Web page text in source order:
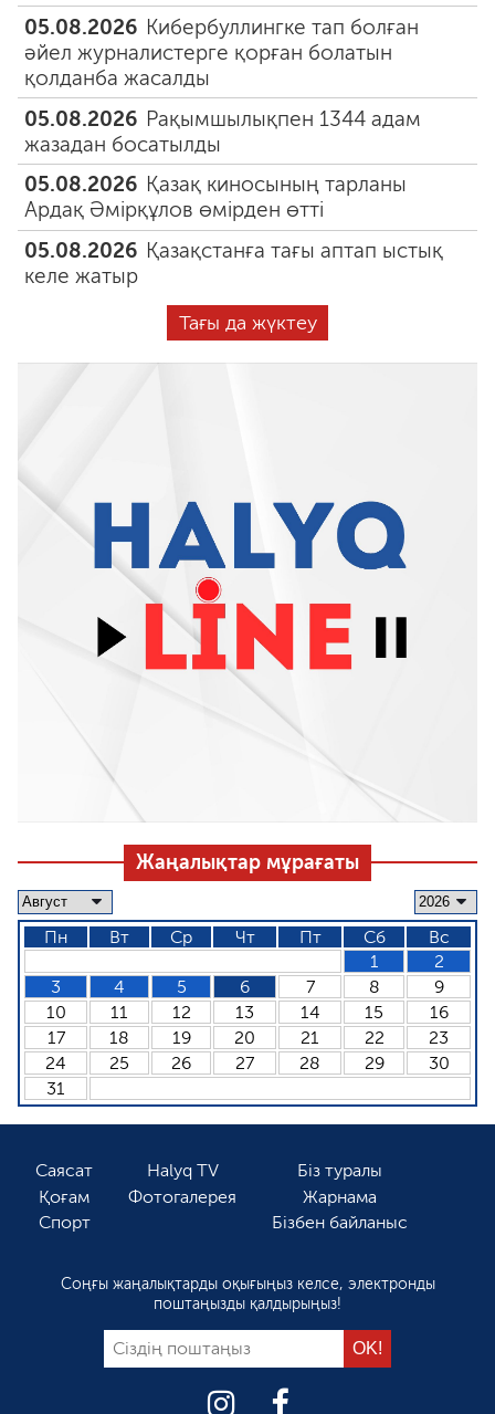
05.08.2026 Кибербуллингке тап болған
әйел журналистерге қорған болатын
қолданба жасалды
05.08.2026 Рақымшылықпен 1344 адам
жазадан босатылды
05.08.2026 Қазақ киносының тарланы
Ардақ Әмірқұлов өмірден өтті
05.08.2026 Қазақстанға тағы аптап ыстық
келе жатыр
Тағы да жүктеу
Жаңалықтар мұрағаты
Пн Вт Ср Чт Пт Сб
Вс
1
2
3
4 5 6 7 8
9
10
11 12 13 14 15
16
17
18 19 20 21 22
23
24
25 26 27 28 29
30
31
Саясат
Қоғам
Спорт
Halyq TV
Фотогалерея
Біз туралы
Жарнама
Бізбен байланыс
Соңғы жаңалықтарды оқығыңыз келсе, электронды
поштаңызды қалдырыңыз!